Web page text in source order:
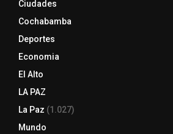
Ciudades
Cochabamba
Deportes
Economia
El Alto
LA PAZ
La Paz (1.027)
Mundo